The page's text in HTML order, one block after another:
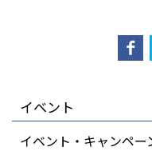
イベント
イベント・キャンペー